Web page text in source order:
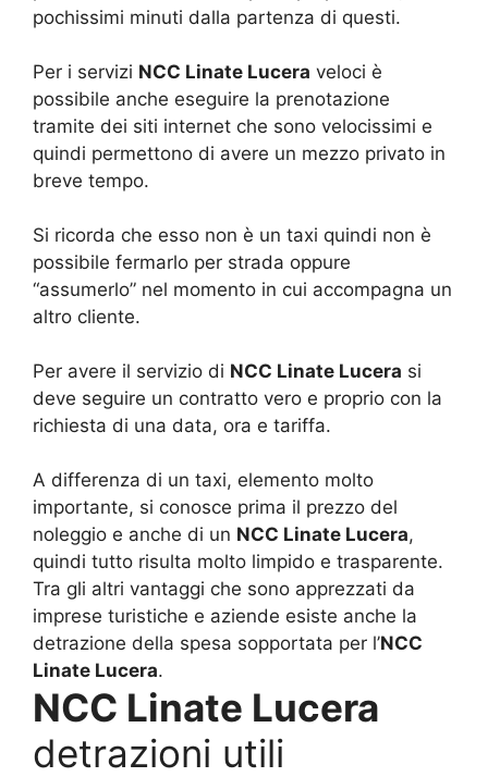
pochissimi minuti dalla partenza di questi.
Per i servizi NCC Linate Lucera veloci è
possibile anche eseguire la prenotazione
tramite dei siti internet che sono velocissimi e
quindi permettono di avere un mezzo privato in
breve tempo.
Si ricorda che esso non è un taxi quindi non è
possibile fermarlo per strada oppure
“assumerlo” nel momento in cui accompagna un
altro cliente.
Per avere il servizio di NCC Linate Lucera si
deve seguire un contratto vero e proprio con la
richiesta di una data, ora e tariffa.
A differenza di un taxi, elemento molto
importante, si conosce prima il prezzo del
noleggio e anche di un NCC Linate Lucera,
quindi tutto risulta molto limpido e trasparente.
Tra gli altri vantaggi che sono apprezzati da
imprese turistiche e aziende esiste anche la
detrazione della spesa sopportata per l’NCC
Linate Lucera.
NCC Linate Lucera
detrazioni utili